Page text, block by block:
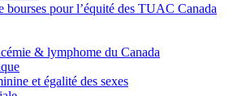
bourses pour l’équité des TUAC Canada
& lymphome du Canada
et égalité des sexes